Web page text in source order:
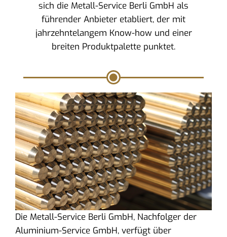
sich die Metall-Service Berli GmbH als
führender Anbieter etabliert, der mit
jahrzehntelangem Know-how und einer
breiten Produktpalette punktet.
Die Metall-Service Berli GmbH, Nachfolger der
Aluminium-Service GmbH, verfügt über